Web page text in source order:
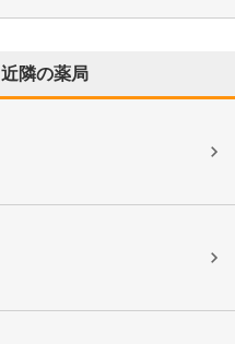
近隣の薬局